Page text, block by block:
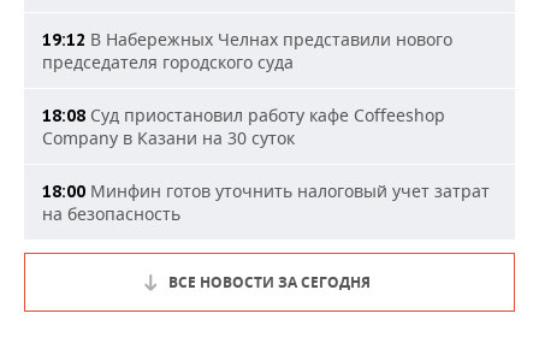
19:12 В Набережных Челнах представили нового
председателя городского суда
18:08 Суд приостановил работу кафе Coffeeshop
Company в Казани на 30 суток
18:00 Минфин готов уточнить налоговый учет затрат
на безопасность
ВСЕ НОВОСТИ ЗА СЕГОДНЯ